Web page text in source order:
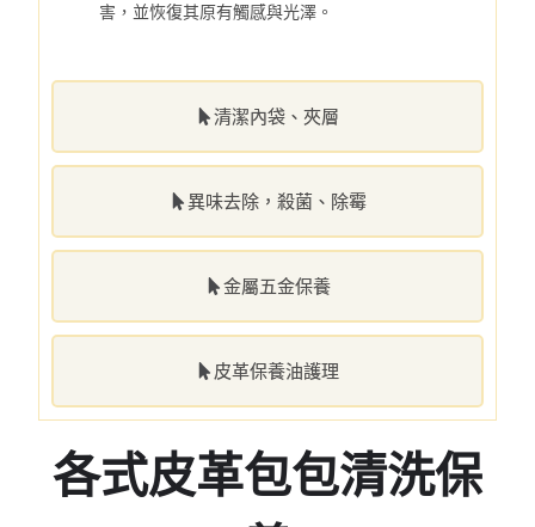
清潔內袋、夾層
異味去除，殺菌、除霉
金屬五金保養
皮革保養油護理
害，並恢復其原有觸感與光澤。
各式皮革包包清洗保